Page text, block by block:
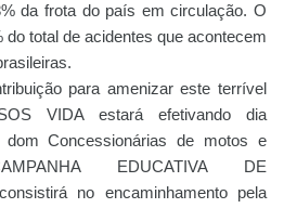
da frota do país em circulação. O
do total de acidentes que acontecem
para amenizar este terrível
VIDA estará efetivando dia
dom Concessionárias de motos e
EDUCATIVA DE
no encaminhamento pela